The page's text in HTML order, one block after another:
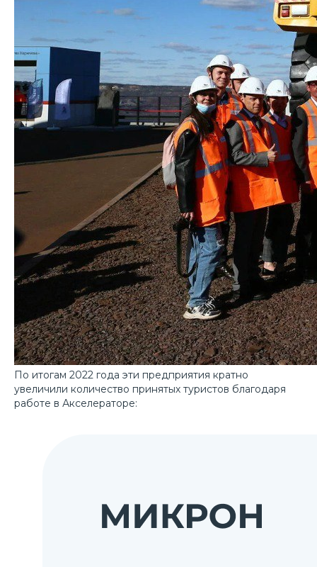
По итогам 2022 года эти предприятия кратно
увеличили количество принятых туристов благодаря
работе в Акселераторе: